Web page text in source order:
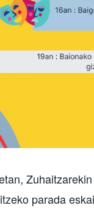
parada